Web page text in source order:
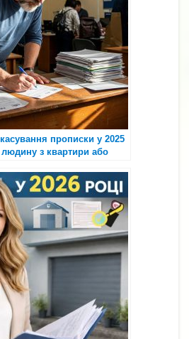
прописки у 2025
з квартири або